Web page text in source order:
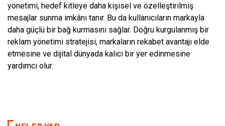
yönetimi, hedef kitleye daha kişisel ve özelleştirilmiş
mesajlar sunma imkânı tanır. Bu da kullanıcıların markayla
daha güçlü bir bağ kurmasını sağlar. Doğru kurgulanmış bir
reklam yönetimi stratejisi, markaların rekabet avantajı elde
etmesine ve dijital dünyada kalıcı bir yer edinmesine
yardımcı olur.